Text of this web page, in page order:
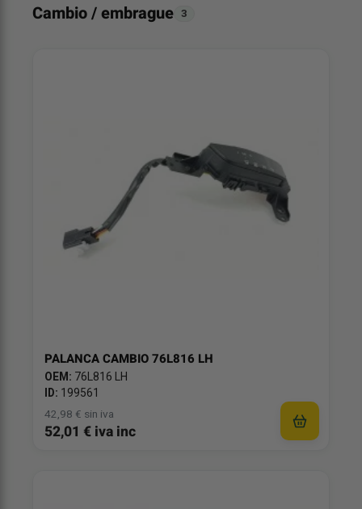
Cambio / embrague 3
PALANCA CAMBIO 76L816 LH
OEM: 76L816 LH
ID: 199561
42,98 € sin iva
52,01 € iva inc